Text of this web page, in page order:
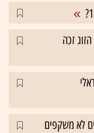
זכה
לא משקפים